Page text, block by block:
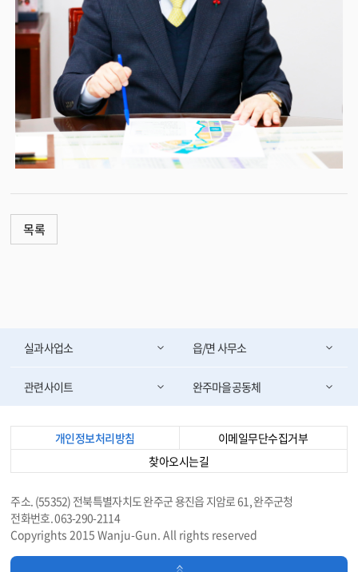
목록
실과사업소 읍/면 사무소
관련사이트 완주마을공동체
개인정보처리방침
이메일무단수집거부
찾아오시는길
주소. (55352) 전북특별자치도 완주군 용진읍 지암로 61, 완주군청
전화번호. 063-290-2114
Copyrights 2015 Wanju-Gun. All rights reserved